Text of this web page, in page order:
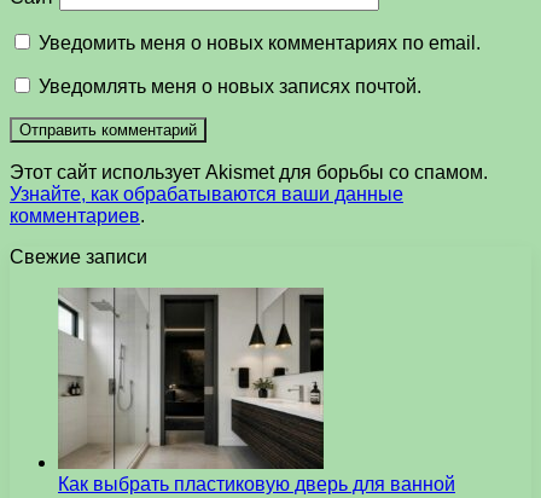
Уведомить меня о новых комментариях по email.
Уведомлять меня о новых записях почтой.
Этот сайт использует Akismet для борьбы со спамом.
Узнайте, как обрабатываются ваши данные
комментариев.
Свежие записи
Как выбрать пластиковую дверь для ванной